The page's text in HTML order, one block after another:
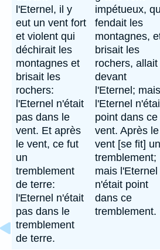
l'Eternel, il y
eut un vent fort
et violent qui
déchirait les
montagnes et
brisait les
rochers:
l'Eternel n'était
pas dans le
vent. Et après
le vent, ce fut
un
tremblement
de terre:
l'Eternel n'était
pas dans le
tremblement
de terre.
impétueux,
fendait les
montagnes,
brisait les
rochers, allait
devant
l'Eternel; mais
l'Eternel
point dans ce
vent. Après le
vent [se fit] un
tremblement;
mais l'Eternel
n'était point
dans ce
tremblement.